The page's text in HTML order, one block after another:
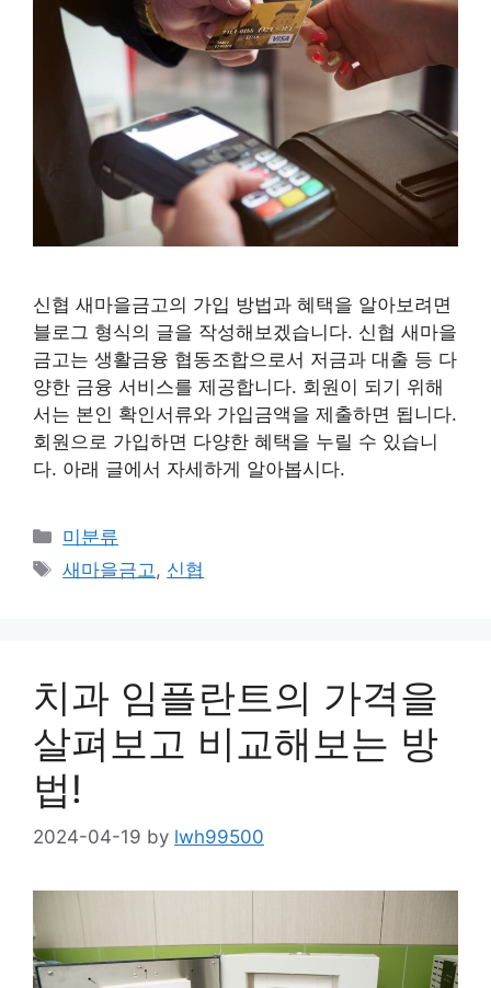
신협 새마을금고의 가입 방법과 혜택을 알아보려면
블로그 형식의 글을 작성해보겠습니다. 신협 새마을
금고는 생활금융 협동조합으로서 저금과 대출 등 다
양한 금융 서비스를 제공합니다. 회원이 되기 위해
서는 본인 확인서류와 가입금액을 제출하면 됩니다.
회원으로 가입하면 다양한 혜택을 누릴 수 있습니
다. 아래 글에서 자세하게 알아봅시다.
Categories
미분류
Tags
새마을금고 , 신협
치과 임플란트의 가격을
살펴보고 비교해보는 방
법!
2024-04-19 by lwh99500